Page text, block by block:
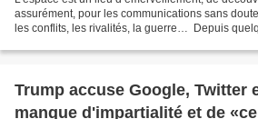
assurément, pour les communications sans
les conflits, les rivalités, la guerre… Depuis
Trump accuse Google, Twitter
manque d'impartialité et de